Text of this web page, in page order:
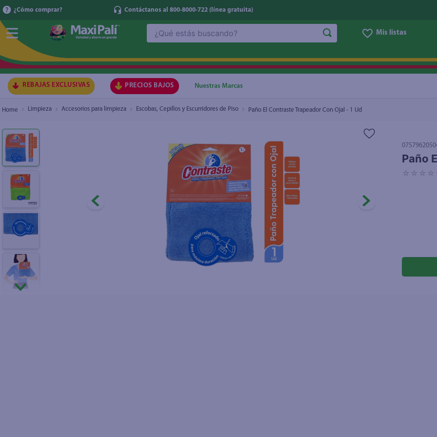
¿Cómo comprar? Contáctanos al 800-8000-722 (línea gratuita)
Mis listas
REBAJAS EXCLUSIVAS PRECIOS BAJOS Nuestras Marcas
Limpieza Accesorios para limpieza Escobas, Cepillos y Escurridores de Piso Paño El Contraste Trapeador Con Ojal - 1 Ud
Paño
☆ ☆ ☆ ☆
Paño El Contraste Trapeador Con Ojal - 1 Ud
1.
maggi
2.
leche
6
queso
7.
aceite
azucar
9.
atun
10. frijoles